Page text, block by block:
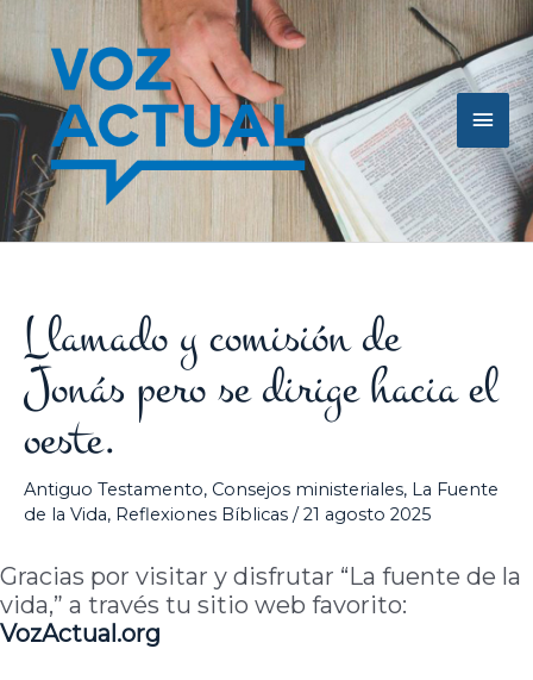
contenido
Llamado y comisión de
Jonás pero se dirige hacia el
oeste.
Antiguo Testamento, Consejos ministeriales, La Fuente
de la Vida, Reflexiones Bíblicas /21 agosto 2025
Gracias por visitar y disfrutar “La fuente de la
vida,” a través tu sitio web favorito:
VozActual.org